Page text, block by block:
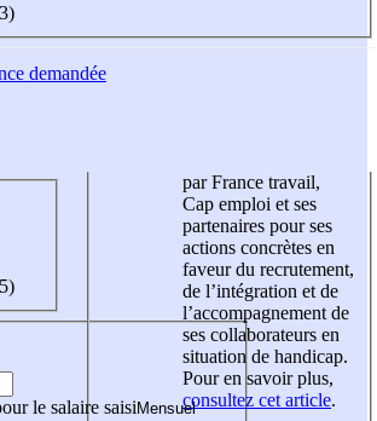
demandée
le salaire saisi
par France travail,
Cap emploi et ses
partenaires pour ses
actions concrètes en
faveur du recrutement,
de l’intégration et de
l’accompagnement de
ses collaborateurs en
situation de handicap.
Pour en savoir plus,
consultez cet article.